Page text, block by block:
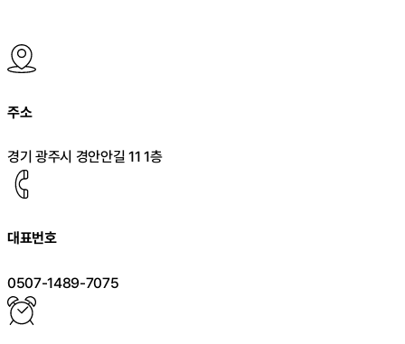
주소
경기 광주시 경안안길 11 1층
대표번호
0507-1489-7075